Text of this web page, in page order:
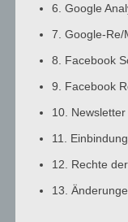
7:00
a.m.
8:00
a.m.
10:00
6. Google
7. Google-Re/
8. Facebook
9. Facebook
10. Newsletter
11.
12. Rechte
13.